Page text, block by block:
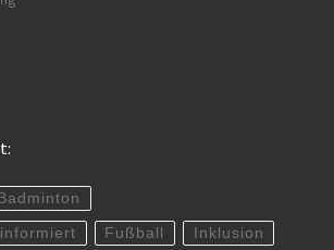
Badminton
Fußball Inklusion